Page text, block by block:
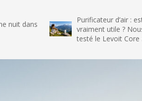
Purificateur d’air : est-ce
vraiment utile ? Nous avons
testé le Levoit Core 300S